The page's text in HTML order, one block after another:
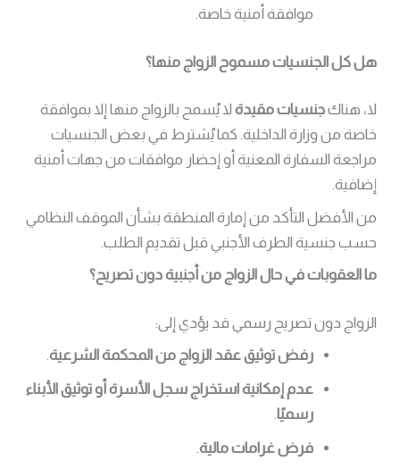
موافقة أمنية خاصة.
هل كل الجنسيات مسموح الزواج منها؟
لا، هناكجنسيات مقيدة لا يُسمح بالزواج منها إلا بموافقة
خاصة من وزارة الداخلية. كما يُشترط في بعض الجنسيات
مراجعة السفارة المعنية أو إحضار موافقات من جهات أمنية
إضافية.
من الأفضل التأكد من إمارة المنطقة بشأن الموقف النظامي
حسب جنسية الطرف الأجنبي قبل تقديم الطلب.
ما العقوبات في حال الزواج من أجنبية دون تصريح؟
الزواج دون تصريح رسمي قد يؤدي إلى:
رفض توثيق عقد الزواج من المحكمة الشرعية.
عدم إمكانية استخراج سجل الأسرة أو توثيق الأبناء
رسميًا.
فرض غرامات مالية.